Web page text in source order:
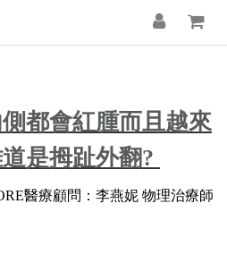
都會紅腫而且越來
是拇趾外翻?
醫療顧問： 李燕妮 物理治療師